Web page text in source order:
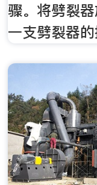
骤。将劈裂
一支劈裂器